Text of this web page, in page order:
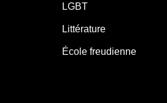
LGBT
Littérature
École freudienne